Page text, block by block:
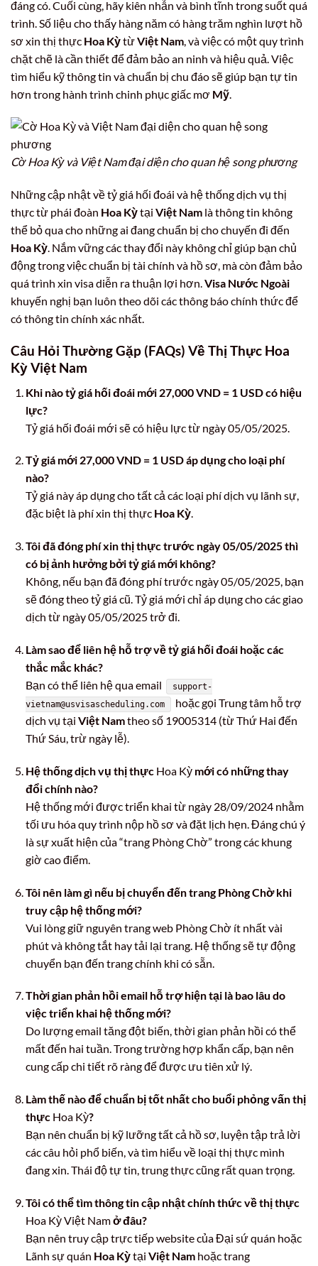
đáng có. Cuối cùng, hãy kiên nhẫn và bình tĩnh trong suốt quá
trình. Số liệu cho thấy hàng năm có hàng trăm nghìn lượt hồ
sơ xin thị thực Hoa KỳtừViệt Nam , và việc có một quy trình
chặt chẽ là cần thiết để đảm bảo an ninh và hiệu quả. Việc
tìm hiểu kỹ thông tin và chuẩn bị chu đáo sẽ giúp bạn tự tin
hơn trong hành trình chinh phục giấc mơ Mỹ
Cờ Hoa Kỳ và Việt Nam đại diện cho quan hệ song phương
Những cập nhật về tỷ giá hối đoái và hệ thống dịch vụ thị
thực từ phái đoàn Hoa Kỳtại Việt Nam là thông tin không
thể bỏ qua cho những ai đang chuẩn bị cho chuyến đi đến
Hoa Kỳ. Nắm vững các thay đổi này không chỉ giúp bạn chủ
động trong việc chuẩn bị tài chính và hồ sơ, mà còn đảm bảo
quá trình xin visa diễn ra thuận lợi hơn.Visa Nước Ngoài
khuyến nghị bạn luôn theo dõi các thông báo chính thức để
có thông tin chính xác nhất.
Câu Hỏi Thường Gặp (FAQs) Về Thị Thực Hoa
Kỳ Việt Nam
Khi nào tỷ giá hối đoái mới 27,000 VND = 1 USD có hiệu
lực?
Tỷ giá hối đoái mới sẽ có hiệu lực từ ngày 05/05/2025.
Tỷ giá mới 27,000 VND = 1 USD áp dụng cho loại phí
nào?
Tỷ giá này áp dụng cho tất cả các loại phí dịch vụ lãnh sự,
đặc biệt là phí xin thị thực Hoa Kỳ.
Tôi đã đóng phí xin thị thực trước ngày 05/05/2025 thì
có bị ảnh hưởng bởi tỷ giá mới không?
Không, nếu bạn đã đóng phí trước ngày 05/05/2025, bạn
sẽ đóng theo tỷ giá cũ. Tỷ giá mới chỉ áp dụng cho các giao
dịch từ ngày 05/05/2025 trở đi.
Làm sao để liên hệ hỗ trợ về tỷ giá hối đoái hoặc các
thắc mắc khác?
Bạn có thể liên hệ qua email
support-
vietnam@usvisascheduling.com
hoặc gọi Trung tâm hỗ trợ
dịch vụ tại Việt Namtheo số 19005314 (từ Thứ Hai đến
Thứ Sáu, trừ ngày lễ).
Hệ thống dịch vụ thị thực Hoa Kỳmới có những thay
đổi chính nào?
Hệ thống mới được triển khai từ ngày 28/09/2024 nhằm
tối ưu hóa quy trình nộp hồ sơ và đặt lịch hẹn. Đáng chú ý
là sự xuất hiện của “trang Phòng Chờ” trong các khung
giờ cao điểm.
Tôi nên làm gì nếu bị chuyển đến trang Phòng Chờ khi
truy cập hệ thống mới?
Vui lòng giữ nguyên trang web Phòng Chờ ít nhất vài
phút và không tắt hay tải lại trang. Hệ thống sẽ tự động
chuyển bạn đến trang chính khi có sẵn.
Thời gian phản hồi email hỗ trợ hiện tại là bao lâu do
việc triển khai hệ thống mới?
Do lượng email tăng đột biến, thời gian phản hồi có thể
mất đến hai tuần. Trong trường hợp khẩn cấp, bạn nên
cung cấp chi tiết rõ ràng để được ưu tiên xử lý.
Làm thế nào để chuẩn bị tốt nhất cho buổi phỏng vấn thị
thực Hoa Kỳ?
Bạn nên chuẩn bị kỹ lưỡng tất cả hồ sơ, luyện tập trả lời
các câu hỏi phổ biến, và tìm hiểu về loại thị thực mình
đang xin. Thái độ tự tin, trung thực cũng rất quan trọng.
Tôi có thể tìm thông tin cập nhật chính thức về thị thực
Hoa Kỳ Việt Namở đâu?
Bạn nên truy cập trực tiếp website của Đại sứ quán hoặc
Lãnh sự quán Hoa Kỳtại Việt Namhoặc trang